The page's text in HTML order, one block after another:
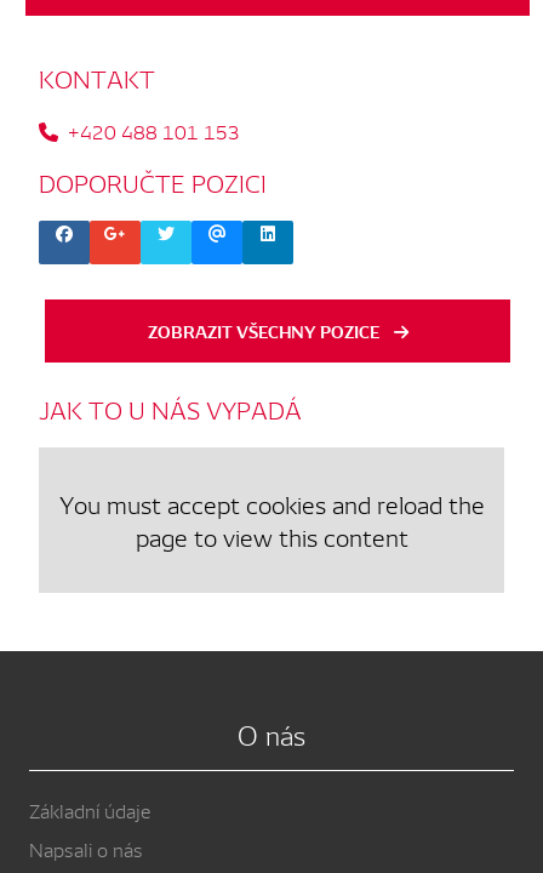
KONTAKT
+420 488 101 153
DOPORUČTE POZICI
ZOBRAZIT VŠECHNY POZICE
JAK TO U NÁSVYPADÁ
You must accept cookies and reload the
page to view this content
O nás
Základní údaje
Napsali o nás